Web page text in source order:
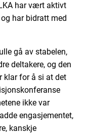
har vært aktivt
har bidratt med
gå av stabelen,
deltakere, og den
klar for å si at det
ikke var
engasjementet,
kanskje